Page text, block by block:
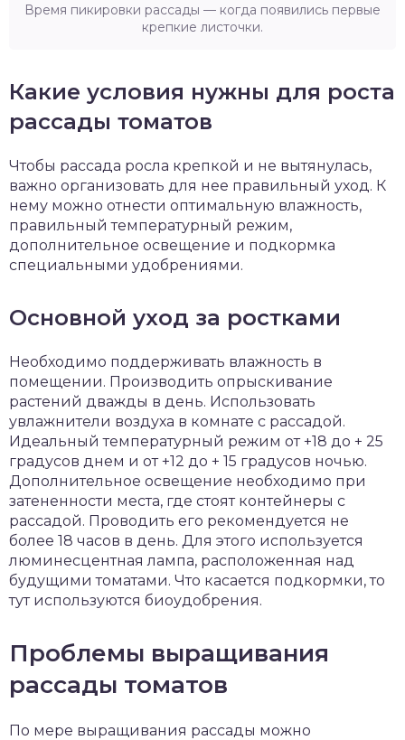
Время пикировки рассады — когда появились первые
крепкие листочки.
Какие условия нужны для роста
рассады томатов
Чтобы рассада росла крепкой и не вытянулась,
важно организовать для нее правильный уход. К
нему можно отнести оптимальную влажность,
правильный температурный режим,
дополнительное освещение и подкормка
специальными удобрениями.
Основной уход за ростками
Необходимо поддерживать влажность в
помещении. Производить опрыскивание
растений дважды в день. Использовать
увлажнители воздуха в комнате с рассадой.
Идеальный температурный режим от +18 до + 25
градусов днем и от +12 до + 15 градусов ночью.
Дополнительное освещение необходимо при
затененности места, где стоят контейнеры с
рассадой. Проводить его рекомендуется не
более 18 часов в день. Для этого используется
люминесцентная лампа, расположенная над
будущими томатами. Что касается подкормки, то
тут используются биоудобрения.
Проблемы выращивания
рассады томатов
По мере выращивания рассады можно